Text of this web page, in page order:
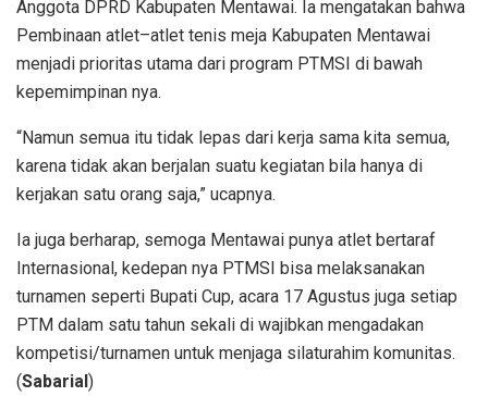
Anggota DPRD Kabupaten Mentawai. Ia mengatakan bahwa
Pembinaan atlet–atlet tenis meja Kabupaten Mentawai
menjadi prioritas utama dari program PTMSI di bawah
kepemimpinan nya.
“Namun semua itu tidak lepas dari kerja sama kita semua,
karena tidak akan berjalan suatu kegiatan bila hanya di
kerjakan satu orang saja,” ucapnya.
Ia juga berharap, semoga Mentawai punya atlet bertaraf
Internasional, kedepan nya PTMSI bisa melaksanakan
turnamen seperti Bupati Cup, acara 17 Agustus juga setiap
PTM dalam satu tahun sekali di wajibkan mengadakan
kompetisi/turnamen untuk menjaga silaturahim komunitas.
(Sabarial)